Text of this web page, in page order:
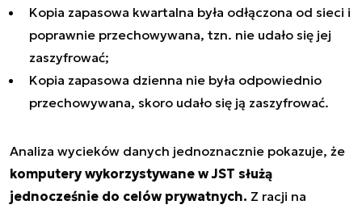
Kopia zapasowa kwartalna była odłączona od sieci i
poprawnie przechowywana, tzn. nie udało się jej
zaszyfrować;
Kopia zapasowa dzienna nie była odpowiednio
przechowywana, skoro udało się ją zaszyfrować.
Analiza wycieków danych jednoznacznie pokazuje, że
komputery wykorzystywane w JST służą
jednocześnie do celów prywatnych. Z racji na